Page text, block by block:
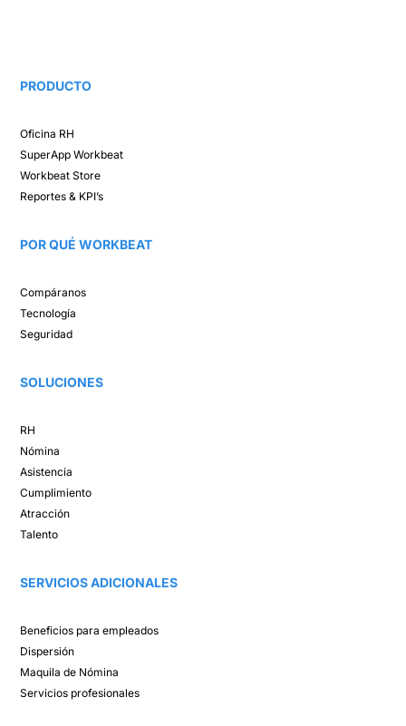
PRODUCTO
Oficina RH​
SuperAppWorkbeat
Workbeat Store​
Reportes & KPI’s​
POR QUÉ WORKBEAT​
Compáranos ​
Tecnología​
Seguridad
SOLUCIONES​
RH
Nómina​
Asistencia​
Cumplimiento​
Atracción ​
Talento ​
SERVICIOS ADICIONALES
Beneficios para empleados​
Dispersión​
Maquila de Nómina​
Servicios profesionales